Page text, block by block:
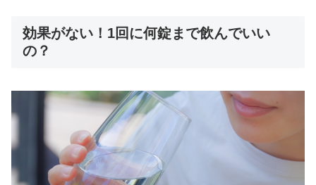
効果がない！1回に何錠まで飲んでいい
の？